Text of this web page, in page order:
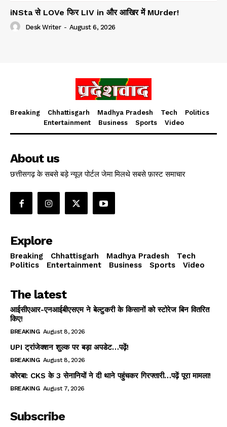
iNSta से LOVe फिर LIV in और आखिर में MUrder!
Desk Writer - August 6, 2026
Breaking Chhattisgarh Madhya Pradesh Tech
Politics
Entertainment
Business Sports Video
About us
छत्तीसगढ़ के सबसे बड़े न्यूज़ पोर्टल जेमा मिलथे सबसे फ़ास्ट समाचार
Explore
Breaking Chhattisgarh Madhya Pradesh
Tech
Politics
Entertainment Business Sports Video
The latest
आईसीएआर-एनआईबीएसएम ने बेल्टुकरी के किसानों को स्टोरेज बिन वितरित
किए!
BREAKING August 8, 2026
UPI ट्रांजेक्शन शुल्क पर बड़ा अपडेट…पढ़ें!
BREAKING August 8, 2026
कोरबा: CKS के 3 सेनानियों ने दी थाने पहुंचकर गिरफ्तारी…पढ़ें पूरा मामला!
BREAKING August 7, 2026
Subscribe